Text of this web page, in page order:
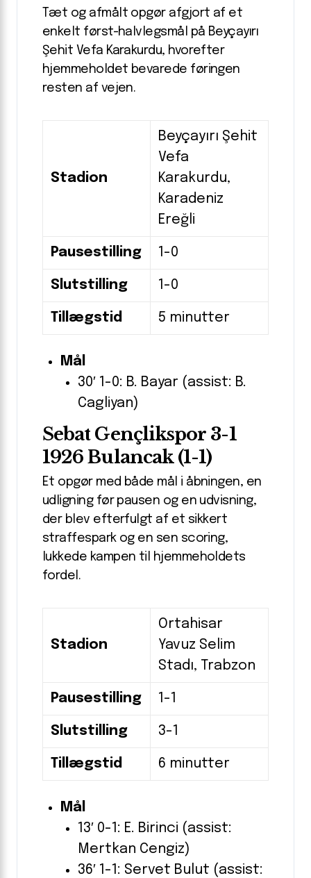
Tæt og afmålt opgør afgjort af et
enkelt først-halvlegsmål på Beyçayırı
Şehit Vefa Karakurdu, hvorefter
hjemmeholdet bevarede føringen
resten af vejen.
Stadion
Beyçayırı Şehit
Vefa
Karakurdu,
Karadeniz
Ereğli
Pausestilling 1-0
Slutstilling 1-0
Tillægstid 5 minutter
Mål
30′ 1-0: B. Bayar (assist: B.
Cagliyan)
Sebat Gençlikspor 3-1
1926 Bulancak (1-1)
Et opgør med både mål i åbningen, en
udligning før pausen og en udvisning,
der blev efterfulgt af et sikkert
straffespark og en sen scoring,
lukkede kampen til hjemmeholdets
fordel.
Stadion
Ortahisar
Yavuz Selim
Stadı, Trabzon
Pausestilling 1-1
Slutstilling 3-1
Tillægstid 6 minutter
Mål
13′ 0-1: E. Birinci (assist:
Mertkan Cengiz)
36′ 1-1: Servet Bulut (assist: